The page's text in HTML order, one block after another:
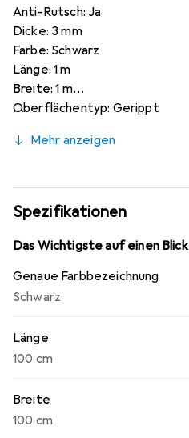
Anti-Rutsch: Ja
Dicke: 3 mm
Farbe: Schwarz
Länge: 1 m
Breite: 1 m
Oberflächentyp: Gerippt
Mehr anzeigen
Spezifikationen
Das Wichtigste auf einen Blick
Genaue Farbbezeichnung
Schwarz
Länge
100 cm
Breite
100 cm